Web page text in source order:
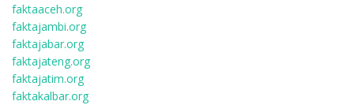
faktaaceh.org
faktajambi.org
faktajabar.org
faktajateng.org
faktajatim.org
faktakalbar.org